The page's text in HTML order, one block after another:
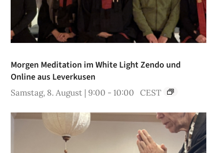
Morgen Meditation im White Light Zendo und
Online aus Leverkusen
Samstag, 8. August | 9:00 -10:00 CEST